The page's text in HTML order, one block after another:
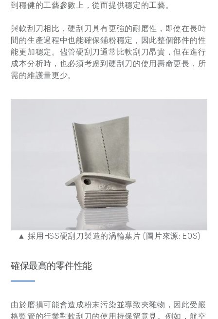
到穩健的工藝參數上，從而提供穩定的工藝。
與軟刮刀相比，硬刮刀具有更強的耐磨性，即使在長時
間的生產過程中也能確保鋪粉穩定，因此整個部件的性
能更加穩定。儘管硬刮刀通常比軟刮刀昂貴，但在進行
成本分析時，也必須考慮到硬刮刀的使用壽命更長，所
需的維護量更少。
▲ 採用HSS硬刮刀製造的渦輪葉片 (圖片來源: EOS)
確保最高的零件性能
由於磨損可能會造成粉末污染並導致夾雜物，因此受嚴
格監管的行業對軟刮刀的使用持保留意見。例如，航空